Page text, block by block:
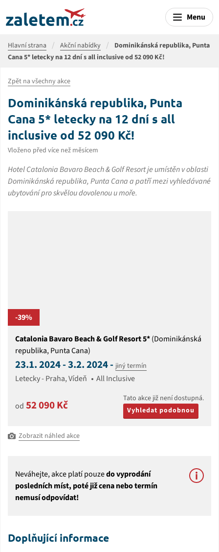
Menu
Hlavní strana Akční nabídky
Dominikánská republika, Punta
Cana 5* letecky na 12 dní s all inclusive od 52 090 Kč!
Zpět na všechny akce
Dominikánská republika, Punta
Cana 5* letecky na 12 dní s all
inclusive od 52 090 Kč!
Vloženo před více než měsícem
Hotel Catalonia Bavaro Beach & Golf Resort je umístěn v oblasti
Dominikánská republika, Punta Cana a patří mezi vyhledávané
ubytování pro skvělou dovolenou u moře.
-39%
Catalonia Bavaro Beach & Golf Resort 5*(Dominikánská
republika, Punta Cana)
23.1. 2024 - 3.2. 2024 - jiný termín
Letecky - Praha, Vídeň All Inclusive
od 52 090 Kč
Tato akce již není dostupná.
Vyhledat podobnou
Zobrazit náhled akce
Neváhejte, akce platí pouzedo vyprodání
posledních míst, poté již cena nebo termín
nemusí odpovídat!
Doplňující informace